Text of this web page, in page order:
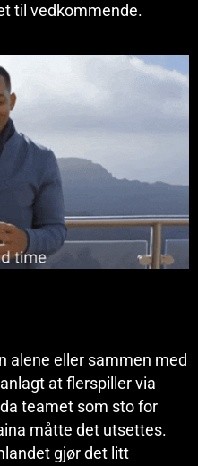
til vedkommende.
alene eller sammen med
at flerspiller via
teamet som sto for
måtte det utsettes.
gjør det litt